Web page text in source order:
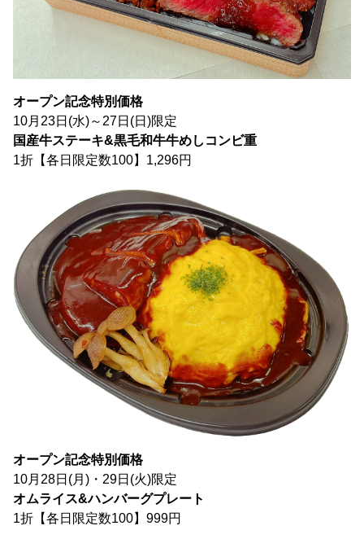
オープン記念特別価格
10月23日(水)～27日(日)限定
国産牛ステーキ&黒毛和牛牛めしコンビ重
1折【各日限定数100】1,296円
オープン記念特別価格
10月28日(月)・29日(火)限定
オムライス&ハンバーグプレート
1折【各日限定数100】999円